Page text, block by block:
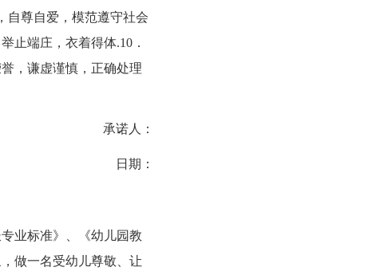
尊自爱，模范遵守社会
止端庄，衣着得体.10．
，谦虚谨慎，正确处理
承诺人：
日期：
业标准》、《幼儿园教
做一名受幼儿尊敬、让